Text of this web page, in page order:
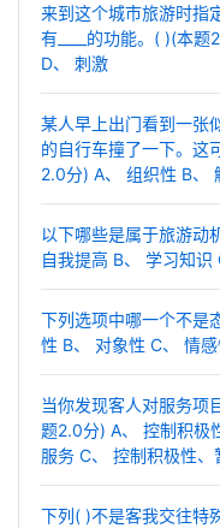
来到这个城市旅游时指
有____的功能。( )(本
D、 刺激
某人早上出门看到一张
的自行车撞了一下。这
2.0分) A、 组织性 B、
以下哪些是属于旅游动
自我提高 B、 学习知
下列选项中哪一个不是
性 B、 对象性 C、 情
当你发现客人对服务项
题2.0分) A、 控制积极
服务 C、 控制积极性
下列( )不是客我交往特